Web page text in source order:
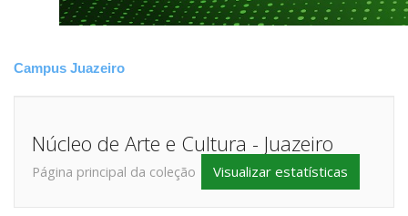
Campus Juazeiro
Núcleo de Arte e Cultura - Juazeiro
Página principal da coleção Visualizar estatísticas